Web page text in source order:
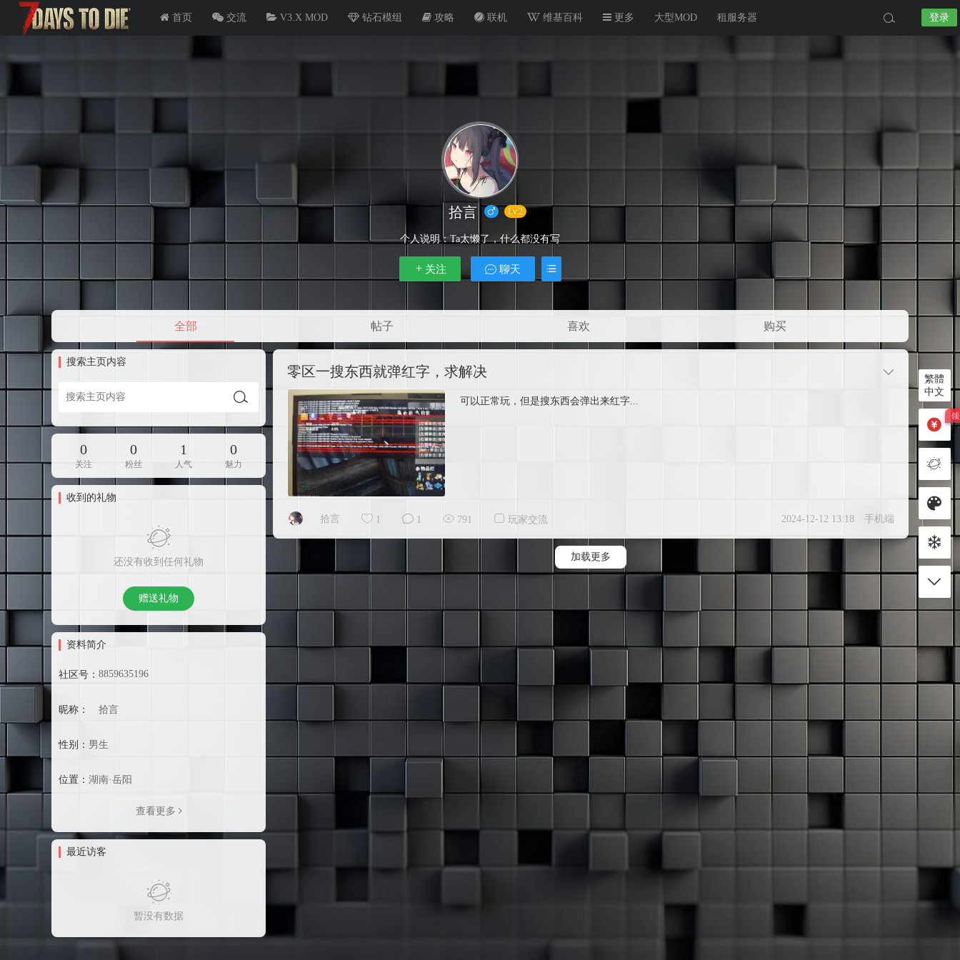
首页 交流 V3.X MOD 钻石模组 攻略 联机 维基百科 更多 大型MOD 租服务器 登录
拾言 Lv.2
个人说明：Ta太懒了，什么都没有写
关注 聊天
全部 帖子 喜欢 购买
搜索主页内容
0
关注
0
粉丝
1
人气
0
魅力
收到的礼物
还没有收到任何礼物
赠送礼物
资料简介
社区号： 8859635196
昵称： 拾言
性别： 男生
位置： 湖南·岳阳
查看更多
最近访客
暂没有数据
零区一搜东西就弹红字，求解决
可以正常玩，但是搜东西会弹出来红字...
拾言 1 1 791 玩家交流 2024-12-12 13:18 手机端
加载更多
繁體
中文